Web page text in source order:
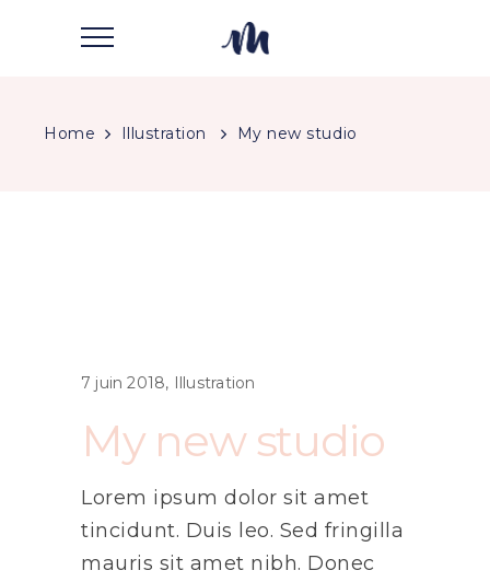
Home Illustration My new studio
7 juin 2018 Illustration
My new studio
Lorem ipsum dolor sit amet
tincidunt. Duis leo. Sed fringilla
mauris sit amet nibh. Donec